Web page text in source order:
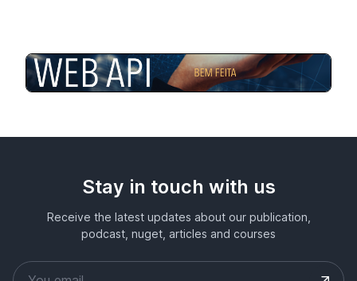
Stay in touch with us
Receive the latest updates about our publication,
podcast, nuget, articles and courses